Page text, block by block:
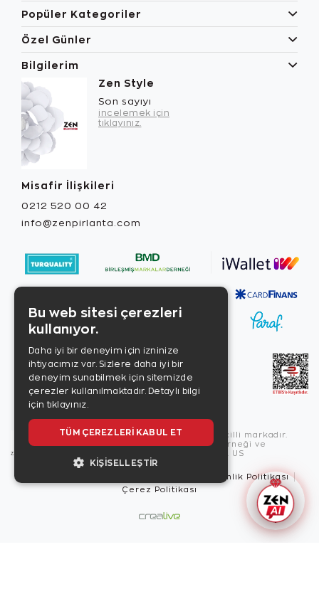
Popüler Kategoriler
Özel Günler
Bilgilerim
Zen Style
Son sayıyı
incelemek için
tıklayınız.
Misafir İlişkileri
0212 520 00 42
info@zenpirlanta.com
Copyright © 2026, Zen Diamond tescilli markadır.
Zen Diamond Birleşmiş Markalar Derneği ve
Turquality Destek Programı üyesidir. US
Güvenlik Politikası
Çerez Politikası
Bu web sitesi çerezleri
kullanıyor.
Daha iyi bir deneyim için izninize
ihtiyacımız var. Sizlere daha iyi bir
deneyim sunabilmek için sitemizde
çerezler kullanılmaktadır. Detaylı bilgi
için tıklayınız.
TÜM ÇEREZLERI KABUL ET
KIŞISELLEŞTIR